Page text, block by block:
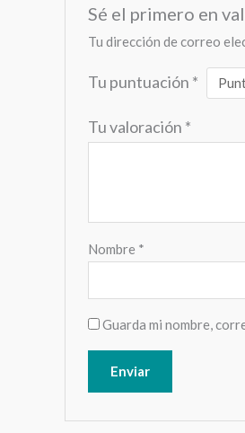
Sé el primero en
Tu dirección de correo
Tu puntuación *
Tu valoración *
Nombre *
Guarda mi nombre,